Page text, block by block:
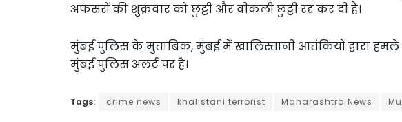
अफसरों की शुक्रवार को छुट्टी और वीकली छुट्टी रद्द कर दी है।
मुंबई पुलिस के मुताबिक, मुंबई में खालिस्तानी आतंकियों द्वारा
मुंबई पुलिस अलर्ट पर है।
Tags: crime news khalistani terrorist Maharashtra News